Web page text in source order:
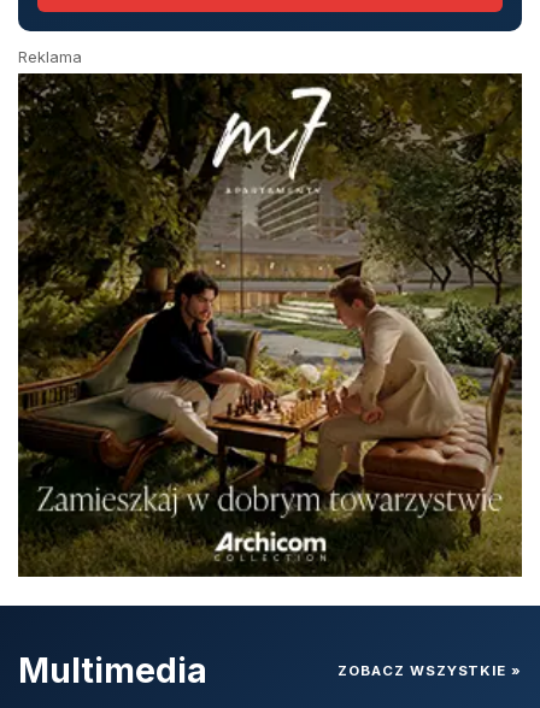
Reklama
Multimedia ZOBACZ WSZYSTKIE»